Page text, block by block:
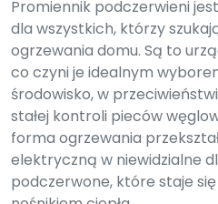
Promiennik podczerwieni
dla wszystkich, którzy
ogrzewania domu. Są to
co czyni je idealnym
środowisko, w
stałej kontroli pieców
forma ogrzewania
elektryczną w niewidzialne
podczerwone, które staje